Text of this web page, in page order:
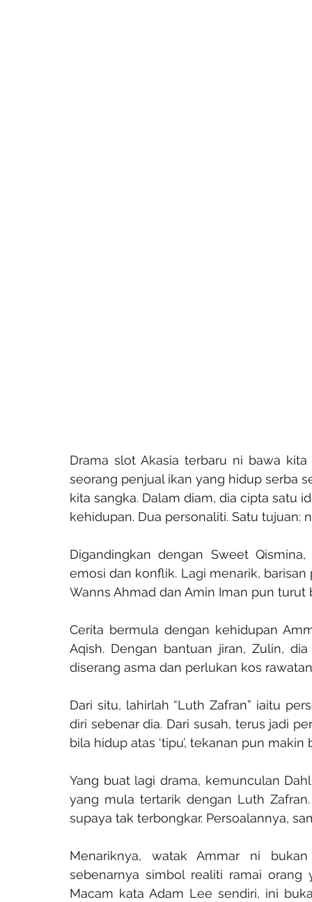
Drama slot Akasia terbaru ni bawa
seorang penjual ikan yang hidup serba
kita sangka. Dalam diam, dia cipta satu
kehidupan. Dua personaliti. Satu tujuan:
Digandingkan dengan Sweet
emosi dan konflik. Lagi menarik,
Wanns Ahmad dan Amin Iman pun turut
Cerita bermula dengan kehidupan
Aqish. Dengan bantuan jiran, Zulin,
diserang asma dan perlukan kos
Dari situ, lahirlah “Luth Zafran” iaitu
diri sebenar dia. Dari susah, terus jadi
bila hidup atas ‘tipu’, tekanan pun makin
Yang buat lagi drama, kemunculan
yang mula tertarik dengan Luth
supaya tak terbongkar. Persoalannya,
Menariknya, watak Ammar ni
sebenarnya simbol realiti ramai orang
Macam kata Adam Lee sendiri, ini